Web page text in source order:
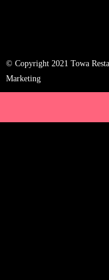
© Copyright 2021 Towa
Marketing